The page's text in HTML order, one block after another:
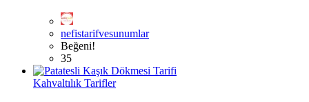
nefistarifvesunumlar
Beğeni!
35
Kahvaltılık Tarifler